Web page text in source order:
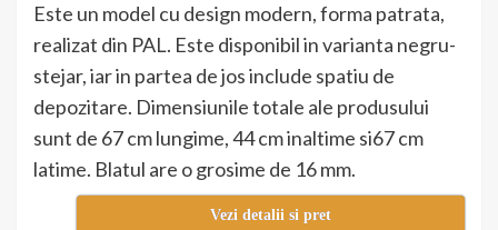
Este un model cu design modern, forma patrata,
realizat din PAL. Este disponibil in varianta negru-
stejar, iar in partea de jos include spatiu de
depozitare. Dimensiunile totale ale produsului
sunt de 67 cm lungime, 44 cm inaltime si67 cm
latime. Blatul are o grosime de 16 mm.
Vezi detalii si pret